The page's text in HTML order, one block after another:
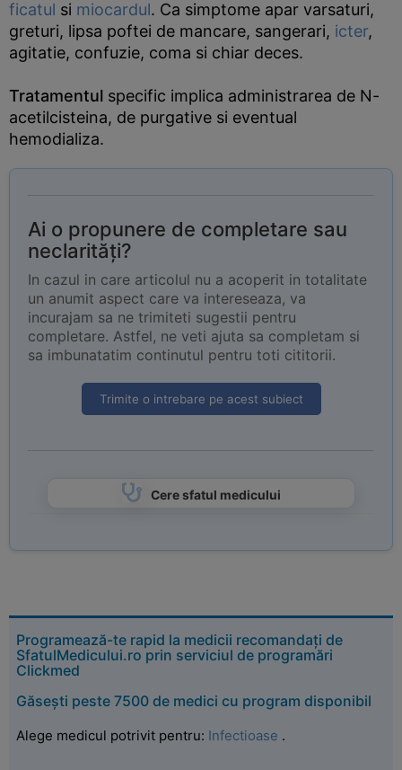
ficatul si miocardul. Ca simptome apar varsaturi,
greturi, lipsa poftei de mancare, sangerari, icter,
agitatie, confuzie, coma si chiar deces.
Tratamentul specific implica administrarea de N-
acetilcisteina, de purgative si eventual
hemodializa.
Ai o propunere de completare sau
neclarități?
In cazul in care articolul nu a acoperit in totalitate
un anumit aspect care va intereseaza, va
incurajam sa ne trimiteti sugestii pentru
completare. Astfel, ne veti ajuta sa completam si
sa imbunatatim continutul pentru toti cititorii.
Trimite o intrebare pe acest subiect
Cere sfatul medicului
Programează-te rapid la medicii recomandați de
SfatulMedicului.ro prin serviciul de programări
Clickmed
Găsești peste 7500 de medici cu program disponibil
Alege medicul potrivit pentru: Infectioase .